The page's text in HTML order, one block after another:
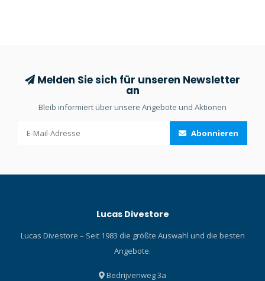
Melden Sie sich für unseren Newsletter
an
Bleib informiert über unsere Angebote und Aktionen
Abonnieren
Lucas Divestore
Lucas Divestore – Seit 1983 die größte Auswahl und die besten
Angebote.
Bedrijvenweg 3a